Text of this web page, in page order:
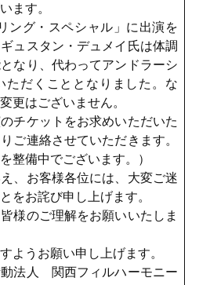
ます。
ング・スペシャル」に出演を
ュスタン・デュメイ氏は体調
なり、代わってアンドラーシ
ただくこととなりました。な
更はございません。
チケットをお求めいただいた
ご連絡させていただきます。
整備中でございます。）
、お客様各位には、大変ご迷
をお詫び申し上げます。
様のご理解をお願いいたしま
ようお願い申し上げます。
関西フィルハーモニー